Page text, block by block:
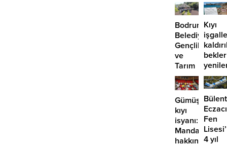
Bodrum
Belediyesi
Gençlik
ve
Tarım
Kampı’nın
3.
dönemi
tamamlandı
Kıyı
önü
mü
Gümüşlük’te
kıyı
isyanı:
Mandalinci
hakkında
Bülent
Fen
4 yıl